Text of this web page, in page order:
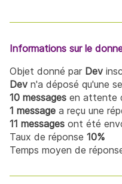
Informations sur le
Objet donné par Dev
Dev n'a déposé qu'une
10 messages en attente
1 message a reçu une
11 messages ont été
Taux de réponse 10%
Temps moyen de